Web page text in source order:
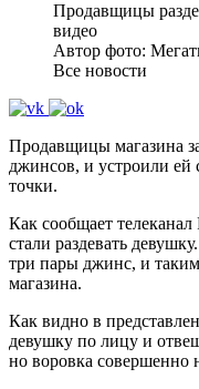
Продавщицы
видео
Автор фото:
Все новости
Продавщицы магазина
джинсов, и устроили ей
точки.
Как сообщает
стали раздевать
три пары джинс, и
магазина.
Как видно в
девушку по лицу и
но воровка совершенно